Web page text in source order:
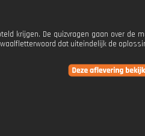
krijgen. De quizvragen gaan over de
dat uiteindelijk de